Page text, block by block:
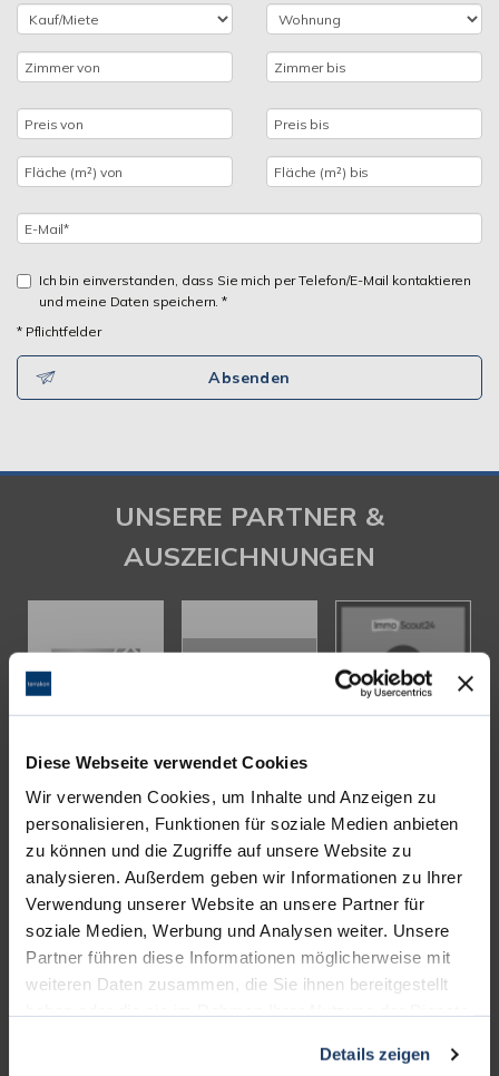
Diese Webseite verwendet Cookies
Wir verwenden Cookies, um Inhalte und Anzeigen zu
personalisieren, Funktionen für soziale Medien anbieten
zu können und die Zugriffe auf unsere Website zu
analysieren. Außerdem geben wir Informationen zu Ihrer
Verwendung unserer Website an unsere Partner für
soziale Medien, Werbung und Analysen weiter. Unsere
Partner führen diese Informationen möglicherweise mit
weiteren Daten zusammen, die Sie ihnen bereitgestellt
Details zeigen
Ich bin einverstanden, dass Sie mich per Telefon/E-Mail kontaktieren
und meine Daten speichern. *
* Pflichtfelder
Absenden
UNSERE PARTNER &
AUSZEICHNUNGEN
KONTAKT
terrakon Immobilienberatung
Bad Nauheimer Straße 4
64289 Darmstadt